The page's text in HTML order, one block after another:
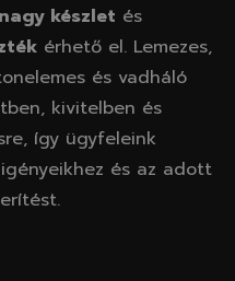
nagy készlet és
érhető el. Lemezes,
és vadháló
kivitelben és
így ügyfeleink
és az adott